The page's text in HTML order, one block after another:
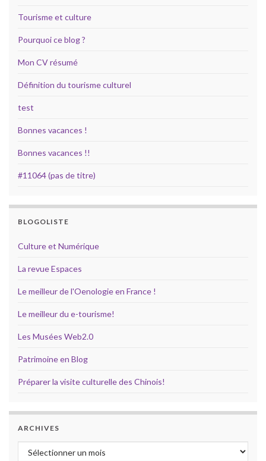
Tourisme et culture
Pourquoi ce blog ?
Mon CV résumé
Définition du tourisme culturel
test
Bonnes vacances !
Bonnes vacances !!
#11064 (pas de titre)
BLOGOLISTE
Culture et Numérique
La revue Espaces
Le meilleur de l'Oenologie en France !
Le meilleur du e-tourisme!
Les Musées Web2.0
Patrimoine en Blog
Préparer la visite culturelle des Chinois!
ARCHIVES
Archives